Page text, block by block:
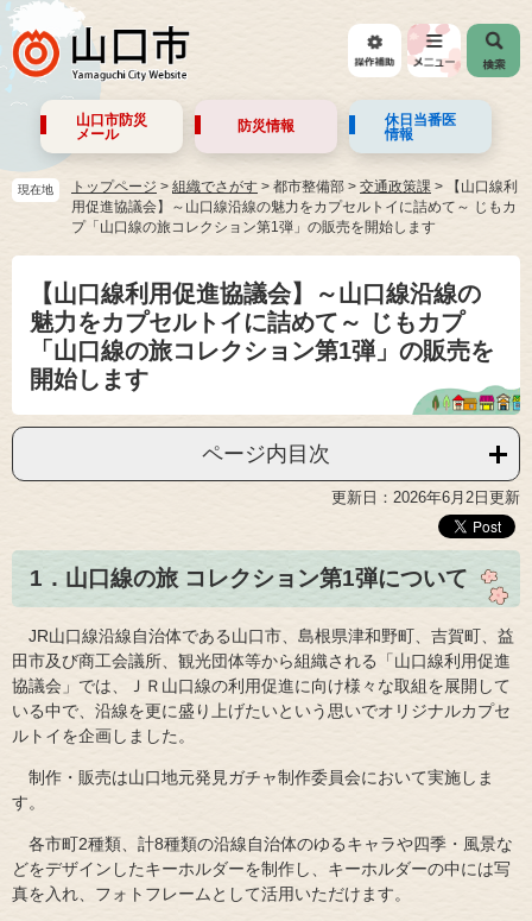
山口市防災
メール
防災情報
休日当番医
情報
現在地 トップページ > 組織でさがす > 都市整備部 > 交通政策課 >
【山口線利
用促進協議会】～山口線沿線の魅力をカプセルトイに詰めて～ じもカ
プ「山口線の旅コレクション第1弾」の販売を開始します
【山口線利用促進協議会】～山口線沿線の
魅力をカプセルトイに詰めて～ じもカプ
「山口線の旅コレクション第1弾」の販売を
開始します
ページ内目次
更新日：2026年6月2日更新
​1．山口線の旅 コレクション第1弾について
JR山口線沿線自治体である山口市、島根県津和野町、吉賀町、益
田市及び商工会議所、観光団体等から組織される「山口線利用促進
協議会」では、ＪＲ山口線の利用促進に向け様々な取組を展開して
いる中で、沿線を更に盛り上げたいという思いでオリジナルカプセ
ルトイを企画しました。
制作・販売は山口地元発見ガチャ制作委員会において実施しま
す。
各市町2種類、計8種類の沿線自治体のゆるキャラや四季・風景な
どをデザインしたキーホルダーを制作し、キーホルダーの中には写
真を入れ、フォトフレームとして活用いただけます。